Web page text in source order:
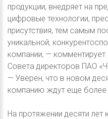
продукции, внедряет на
цифровые технологии,
присутствия, тем самым
уникальной,
компании, —
Совета директоров ПАО
— Уверен, что в новом
компанию ждут еще
На протяжении десяти